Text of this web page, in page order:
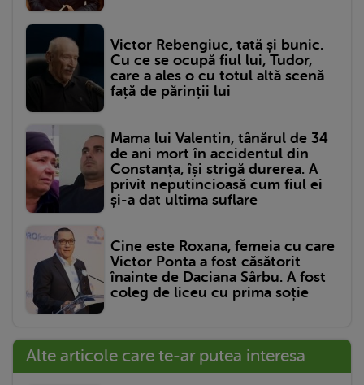
Victor Rebengiuc, tată și bunic.
Cu ce se ocupă fiul lui, Tudor,
care a ales o cu totul altă scenă
față de părinții lui
Mama lui Valentin, tânărul de 34
de ani mort în accidentul din
Constanța, își strigă durerea. A
privit neputincioasă cum fiul ei
și-a dat ultima suflare
Cine este Roxana, femeia cu care
Victor Ponta a fost căsătorit
înainte de Daciana Sârbu. A fost
coleg de liceu cu prima soție
Alte articole care te-ar putea interesa